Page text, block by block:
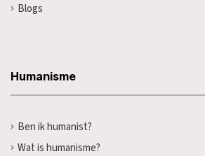
Blogs
Humanisme
Ben ik humanist?
Wat is humanisme?